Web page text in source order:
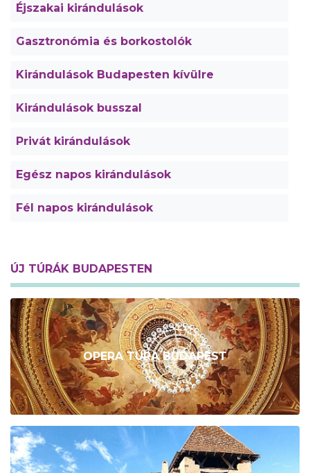
Éjszakai kirándulások
Gasztronómia és borkostolók
Kirándulások Budapesten kívülre
Kirándulások busszal
Privát kirándulások
Egész napos kirándulások
Fél napos kirándulások
ÚJ TÚRÁK BUDAPESTEN
OPERA TÚRA BUDAPEST